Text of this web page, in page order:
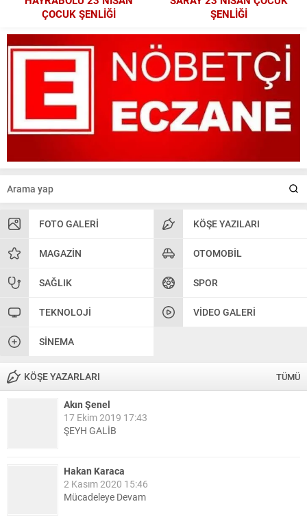
FOTO GALERI KÖŞE YAZILARI
MAGAZIN OTOMOBIL
SAĞLIK SPOR
TEKNOLOJI VIDEO GALERI
SINEMA
KÖŞE YAZARLARI TÜMÜ
Akın Şenel
17 Ekim 2019 17:43
ŞEYH GALİB
Hakan Karaca
2 Kasım 2020 15:46
Mücadeleye Devam
ÇOCUK ŞENLİĞİ
ŞENLİĞİ